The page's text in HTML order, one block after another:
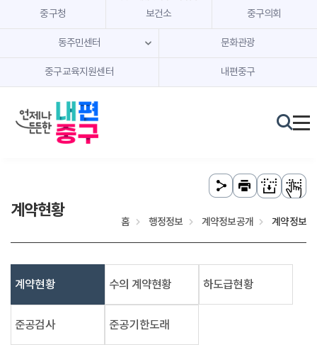
본문 내용 바로가기
주메뉴 바로가기
중구청 보건소 중구의회
동주민센터 문화관광
중구교육지원센터 내편중구
계약현황
홈 행정정보 계약정보공개 계약정보
계약현황 수의 계약현황 하도급현황
준공검사 준공기한도래